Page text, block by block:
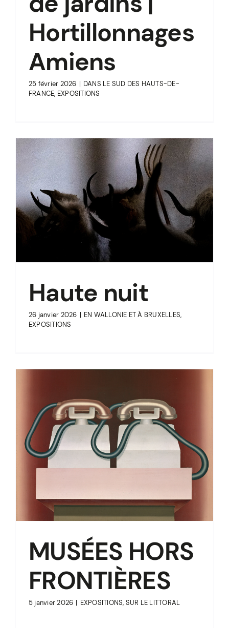
Hortillonnages
Amiens
25 février 2026 | DANS LE SUD DES HAUTS-DE-
FRANCE, EXPOSITIONS
Haute nuit
26 janvier 2026 | EN WALLONIE ET À BRUXELLES,
EXPOSITIONS
MUSÉES HORS
FRONTIÈRES
5 janvier 2026 | EXPOSITIONS, SUR LE LITTORAL